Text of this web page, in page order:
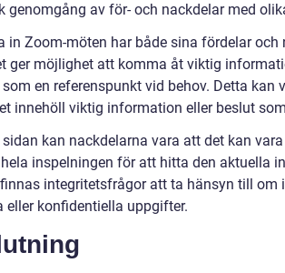
genomgång av för- och nackdelar med
in Zoom-möten har både sina fördelar och
ger möjlighet att komma åt viktig
en referenspunkt vid behov. Detta kan
innehöll viktig information eller beslut
kan nackdelarna vara att det kan
inspelningen för att hitta den aktuella
integritetsfrågor att ta hänsyn till om
eller konfidentiella uppgifter.